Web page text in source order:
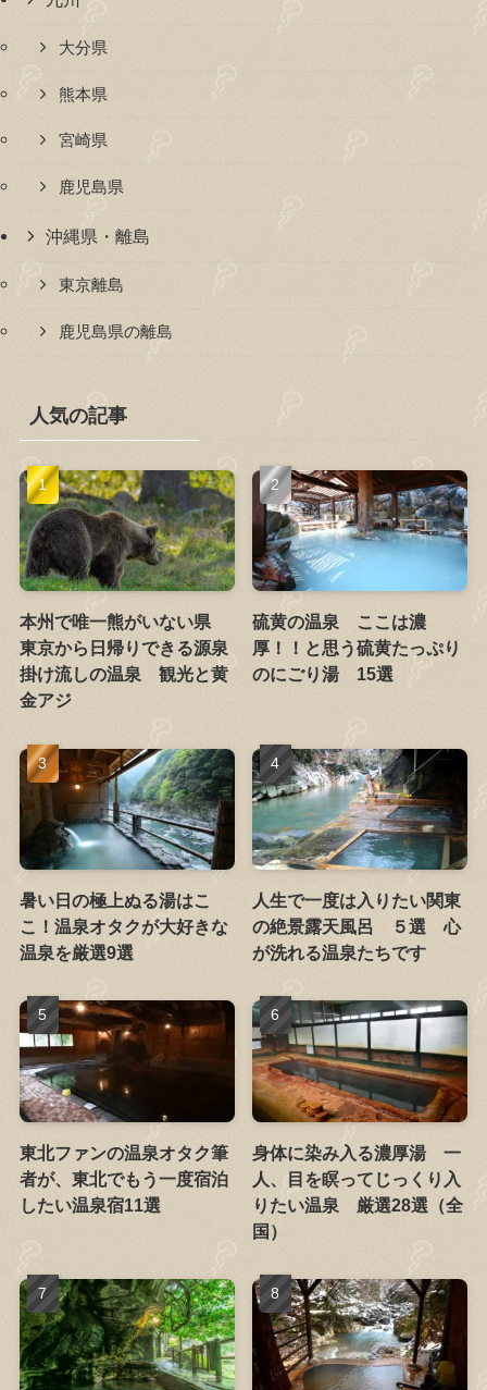
大分県
熊本県
宮崎県
鹿児島県
沖縄県・離島
東京離島
鹿児島県の離島
人気の記事
本州で唯一熊がいない県
東京から日帰りできる源泉
掛け流しの温泉 観光と黄
金アジ
硫黄の温泉 ここは濃
厚！！と思う硫黄たっぷり
のにごり湯 15選
暑い日の極上ぬる湯はこ
こ！温泉オタクが大好きな
温泉を厳選9選
人生で一度は入りたい関東
の絶景露天風呂 ５選 心
が洗れる温泉たちです
東北ファンの温泉オタク筆
者が、東北でもう一度宿泊
したい温泉宿11選
身体に染み入る濃厚湯 一
人、目を瞑ってじっくり入
りたい温泉 厳選28選（全
国）